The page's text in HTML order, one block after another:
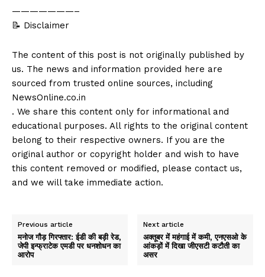
———————–
📝 Disclaimer
The content of this post is not originally published by
us. The news and information provided here are
sourced from trusted online sources, including
NewsOnline.co.in
. We share this content only for informational and
educational purposes. All rights to the original content
belong to their respective owners. If you are the
original author or copyright holder and wish to have
this content removed or modified, please contact us,
and we will take immediate action.
Previous article
मनोज गौड़ गिरफ्तार: ईडी की बड़ी रेड,
जेपी इन्फ्राटेक एमडी पर धनशोधन का
आरोप
Next article
अक्तूबर में महंगाई में कमी, एनएसओ के
आंकड़ों में दिखा जीएसटी कटौती का
असर